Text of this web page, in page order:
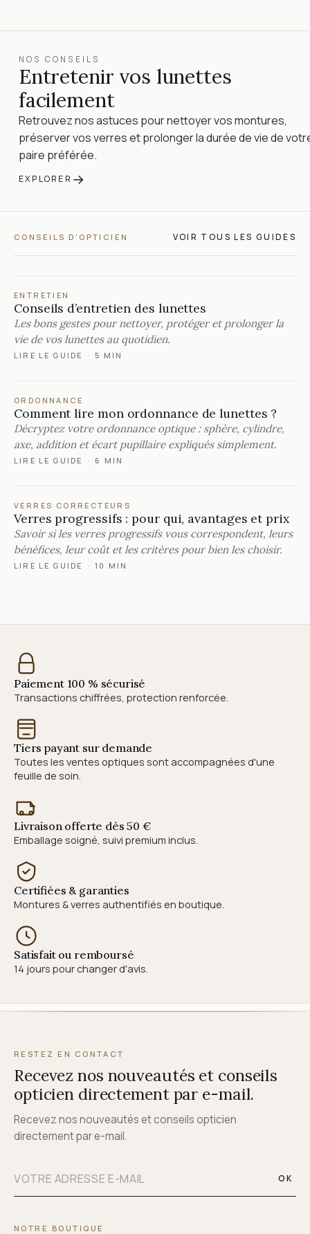
NOS CONSEILS
Entretenir vos lunettes
facilement
Retrouvez nos astuces pour nettoyer vos montures,
préserver vos verres et prolonger la durée de vie de
paire préférée.
EXPLORER →
CONSEILS D'OPTICIEN VOIR TOUS LES GUIDES
ENTRETIEN
Conseils d’entretien des lunettes
Les bons gestes pour nettoyer, protéger et prolonger la
vie de vos lunettes au quotidien.
LIRE LE GUIDE · 5 MIN
ORDONNANCE
Comment lire mon ordonnance de lunettes ?
Décryptez votre ordonnance optique : sphère, cylindre,
axe, addition et écart pupillaire expliqués simplement.
LIRE LE GUIDE · 6 MIN
VERRES CORRECTEURS
Verres progressifs : pour qui, avantages et prix
Savoir si les verres progressifs vous correspondent, leurs
bénéfices, leur coût et les critères pour bien les choisir.
LIRE LE GUIDE · 10 MIN
Paiement 100 % sécurisé
Transactions chiffrées, protection renforcée.
Tiers payant sur demande
Toutes les ventes optiques sont accompagnées d'une
feuille de soin.
Livraison offerte dès 50 €
Emballage soigné, suivi premium inclus.
Certifiées & garanties
Montures & verres authentifiés en boutique.
Satisfait ou remboursé
14 jours pour changer d'avis.
RESTEZ EN CONTACT
Recevez nos nouveautés et conseils
opticien directement par e-mail.
Recevez nos nouveautés et conseils opticien
directement par e-mail.
OK
NOTRE BOUTIQUE